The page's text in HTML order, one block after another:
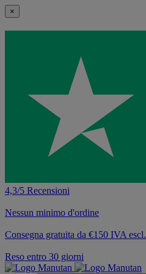
×
4,3/5 Recensioni
Nessun minimo d'ordine
Consegna gratuita da €150 IVA escl.
Reso entro 30 giorni